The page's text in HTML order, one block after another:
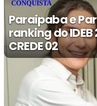
CONQUISTA
Paraipaba e
ranking do
CREDE 02